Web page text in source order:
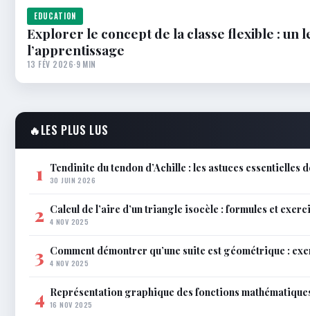
EDUCATION
Explorer le concept de la classe flexible :
l’apprentissage
13 FÉV 2026·9 MIN
🔥LES PLUS LUS
1 Tendinite du tendon d’Achille : les astuces
30 JUIN 2026
2 Calcul de l’aire d’un triangle isocèle : formules et
4 NOV 2025
3 Comment démontrer qu’une suite est géométrique :
4 NOV 2025
4 Représentation graphique des fonctions
16 NOV 2025